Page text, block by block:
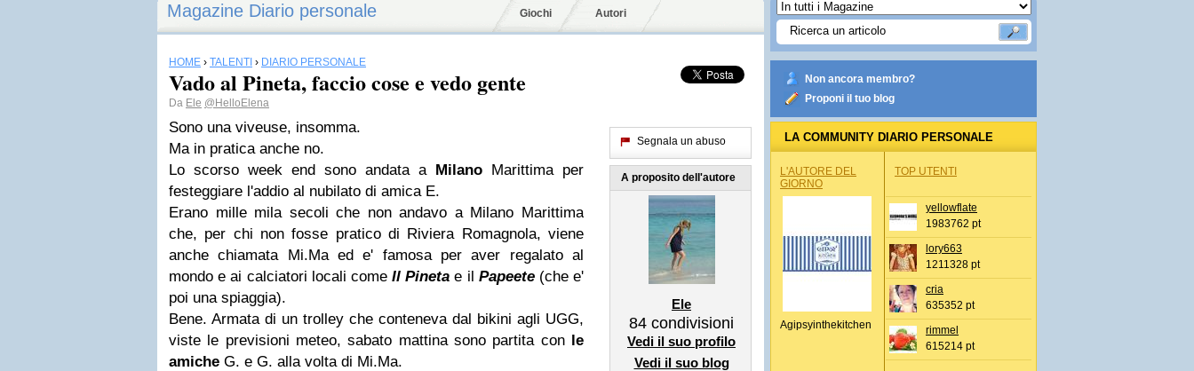
Magazine Diario personale Giochi Autori
HOME › TALENTI › DIARIO PERSONALE
Vado al Pineta, faccio cose e vedo gente
Da Ele @HelloElena
Sono una viveuse, insomma.
Ma in pratica anche no.
Lo scorso week end sono andata a Milano Marittima per
festeggiare l'addio al nubilato di amica E.
Erano mille mila secoli che non andavo a Milano Marittima
che, per chi non fosse pratico di Riviera Romagnola, viene
anche chiamata Mi.Ma ed e' famosa per aver regalato al
mondo e ai calciatori locali come Il Pineta e il Papeete(che e'
poi una spiaggia).
Bene. Armata di un trolley che conteneva dal bikini agli UGG,
viste le previsioni meteo, sabato mattina sono partita con le
amiche G. e G. alla volta di Mi.Ma.
Segnala un abuso
A proposito dell'autore
Ele
84 condivisioni
Vedi il suo profilo
Vedi il suo blog
Non ancora membro?
Proponi il tuo blog
LA COMMUNITY DIARIO PERSONALE
L'AUTORE DEL
GIORNO
Agipsyinthekitchen
TOP UTENTI
yellowflate
1983762 pt
lory663
1211328 pt
cria
635352 pt
rimmel
615214 pt